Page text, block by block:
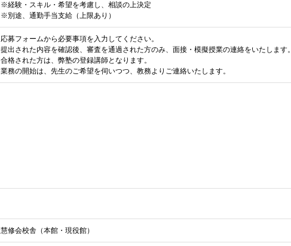
※経験・スキル・希望を考慮し、相談の上決定
※別途、通勤手当支給（上限あり）
応募フォームから必要事項を入力してください。
提出された内容を確認後、審査を通過された方のみ、面接・模擬授業の連絡をいたします。
合格された方は、弊塾の登録講師となります。
業務の開始は、先生のご希望を伺いつつ、教務よりご連絡いたします。
慧修会校舎（本館・現役館）